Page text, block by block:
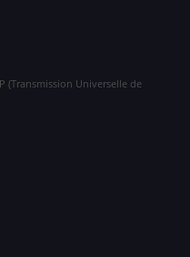
(Transmission Universelle de